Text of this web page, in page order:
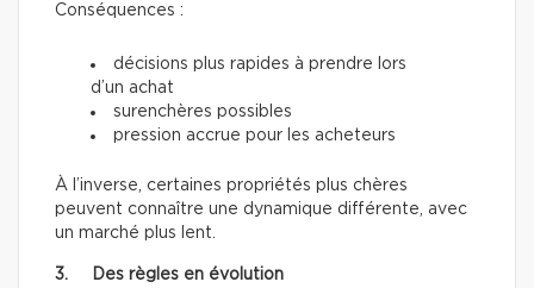
Conséquences :
décisions plus rapides à prendre lors
d’un achat
surenchères possibles
pression accrue pour les acheteurs
À l’inverse, certaines propriétés plus chères
peuvent connaître une dynamique différente, avec
un marché plus lent.
3. Des règles en évolution